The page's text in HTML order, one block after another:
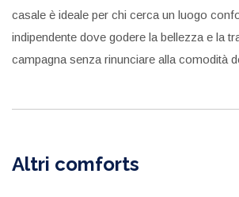
casale è ideale per chi cerca un luogo
indipendente dove godere la bellezza e la
campagna senza rinunciare alla comodità
Altri comforts